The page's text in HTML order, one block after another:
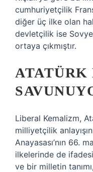
cumhuriyetçilik
diğer üç ilke olan
devletçilik ise
ortaya çıkmıştır.
ATATÜRK
Liberal Kemalizm,
milliyetçilik
Anayasası’nın 66.
ilkelerinde de
ve bir milletin